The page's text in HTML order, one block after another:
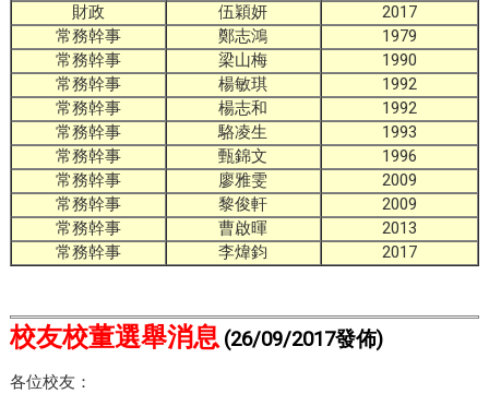
財政
伍穎妍
2017
常務幹事
鄭志鴻
1979
常務幹事
梁山梅
1990
常務幹事
楊敏琪
1992
常務幹事
楊志和
1992
常務幹事
駱凌生
1993
常務幹事
甄錦文
1996
常務幹事
廖雅雯
2009
常務幹事
黎俊軒
2009
常務幹事
曹啟暉
2013
常務幹事
李煒鈞 2017
校友校董選舉消息 (26/09/2017發佈)
各位校友：